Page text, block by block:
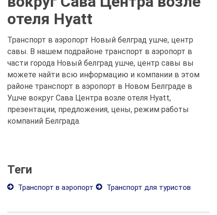
отеля Hyatt
Транспорт в аэропорт Новый белград ушче, центр
савы. В нашем подрайоне транспорт в аэропорт в
части города Новый белград ушче, центр савы вы
можете найти всю информацию и компании в этом
районе транспорт в аэропорт в Новом Белграде в
Ушче вокруг Сава Центра возле отеля Hyatt,
презентации, предложения, цены, режим работы
компаний Белграда.
Теги
Транспорт в аэропорт Транспорт для туристов